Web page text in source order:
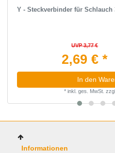
Y - Steckverbinder für Schlauch
UVP 3,77 €
2,69 € *
In den
* inkl. ges. MwSt. zzgl.
Informationen